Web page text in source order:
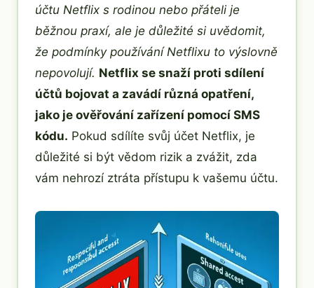
účtu Netflix s rodinou nebo přáteli je
běžnou praxí, ale je důležité si uvědomit,
že podmínky používání Netflixu to výslovně
nepovolují. Netflix se snaží proti sdílení
účtů bojovat a zavádí různá opatření,
jako je ověřování zařízení pomocí SMS
kódu. Pokud sdílíte svůj účet Netflix, je
důležité si být vědom rizik a zvážit, zda
vám nehrozí ztráta přístupu k vašemu účtu.